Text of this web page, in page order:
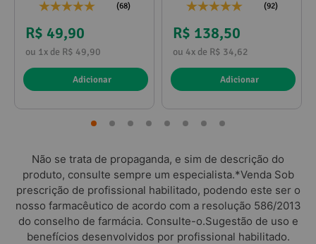
(68)
R$ 49,90
ou 1x de R$ 49,90
Adicionar
(92)
R$ 138,50
ou 4x de R$ 34,62
Adicionar
Não se trata de propaganda, e sim de descrição do
produto, consulte sempre um especialista.*Venda Sob
prescrição de profissional habilitado, podendo este ser o
nosso farmacêutico de acordo com a resolução 586/2013
do conselho de farmácia. Consulte-o.Sugestão de uso e
benefícios desenvolvidos por profissional habilitado.